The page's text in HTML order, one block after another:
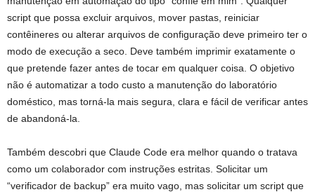
script que possa excluir arquivos, mover pastas, reiniciar
contêineres ou alterar arquivos de configuração deve primeiro ter o
modo de execução a seco. Deve também imprimir exatamente o
que pretende fazer antes de tocar em qualquer coisa. O objetivo
não é automatizar a todo custo a manutenção do laboratório
doméstico, mas torná-la mais segura, clara e fácil de verificar antes
de abandoná-la.
Também descobri que Claude Code era melhor quando o tratava
como um colaborador com instruções estritas. Solicitar um
“verificador de backup” era muito vago, mas solicitar um script que